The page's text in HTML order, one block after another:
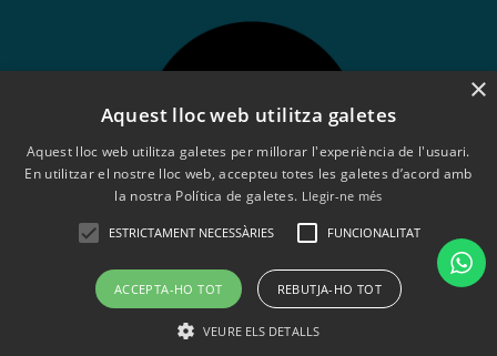
Aviso legal
Política de cookies
×
Aquest lloc web utilitza galetes
Aquest lloc web utilitza galetes per millorar l'experiència de l'usuari.
En utilitzar el nostre lloc web, accepteu totes les galetes d’acord amb
la nostra Política de galetes. Llegir-ne més
ESTRICTAMENT NECESSÀRIES FUNCIONALITAT
ACCEPTA-HO TOT REBUTJA-HO TOT
VEURE ELS DETALLS